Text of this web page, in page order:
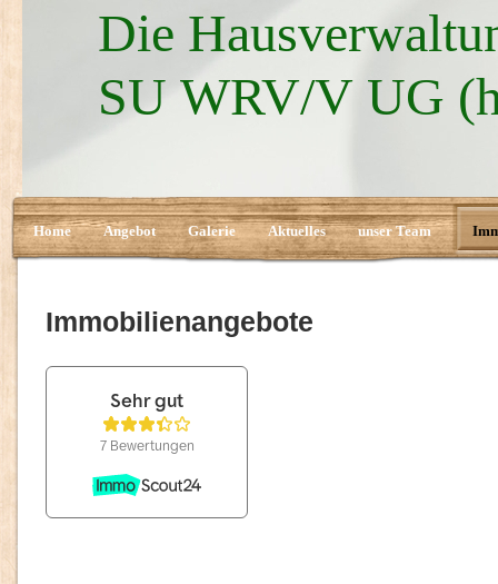
Die
SU WRV/V UG
Home Angebot Galerie Aktuelles unser Team
Immobilienangebote